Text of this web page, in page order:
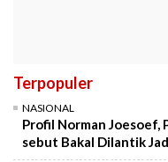
Terpopuler
NASIONAL
Profil Norman Joesoef,
sebut Bakal Dilantik